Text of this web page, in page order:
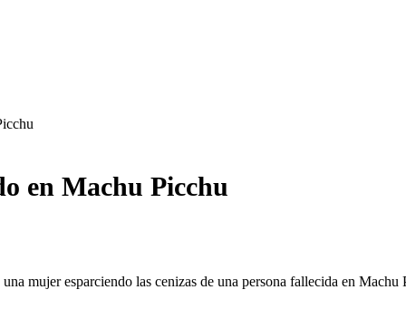
en Machu Picchu
mujer esparciendo las cenizas de una persona fallecida en